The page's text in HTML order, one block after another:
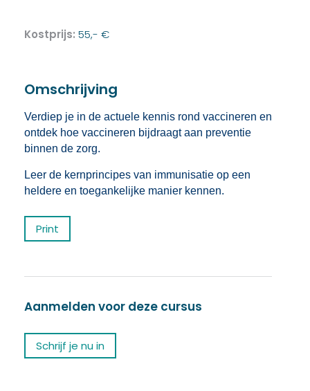
Kostprijs: 55,- €
Omschrijving
Verdiep je in de actuele kennis rond vaccineren en
ontdek hoe vaccineren bijdraagt aan preventie
binnen de zorg.
Leer de kernprincipes van immunisatie op een
heldere en toegankelijke manier kennen.
Print
Aanmelden voor deze cursus
Schrijf je nu in